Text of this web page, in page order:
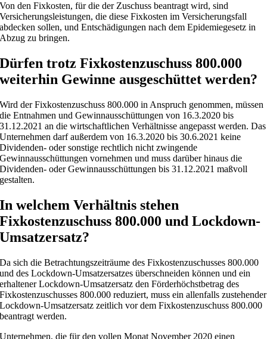
Von den Fixkosten, für die der Zuschuss beantragt wird, sind
Versicherungsleistungen, die diese Fixkosten im Versicherungsfall
abdecken sollen, und Entschädigungen nach dem Epidemiegesetz in
Abzug zu bringen.
Dürfen trotz Fixkostenzuschuss 800.000
weiterhin Gewinne ausgeschüttet werden?
Wird der Fixkostenzuschuss 800.000 in Anspruch genommen, müssen
die Entnahmen und Gewinnausschüttungen von 16.3.2020 bis
31.12.2021 an die wirtschaftlichen Verhältnisse angepasst werden. Das
Unternehmen darf außerdem von 16.3.2020 bis 30.6.2021 keine
Dividenden- oder sonstige rechtlich nicht zwingende
Gewinnausschüttungen vornehmen und muss darüber hinaus die
Dividenden- oder Gewinnausschüttungen bis 31.12.2021 maßvoll
gestalten.
In welchem Verhältnis stehen
Fixkostenzuschuss 800.000 und Lockdown-
Umsatzersatz?
Da sich die Betrachtungszeiträume des Fixkostenzuschusses 800.000
und des Lockdown-Umsatzersatzes überschneiden können und ein
erhaltener Lockdown-Umsatzersatz den Förderhöchstbetrag des
Fixkostenzuschusses 800.000 reduziert, muss ein allenfalls zustehender
Lockdown-Umsatzersatz zeitlich vor dem Fixkostenzuschuss 800.000
beantragt werden.
Unternehmen, die für den vollen Monat November 2020 einen